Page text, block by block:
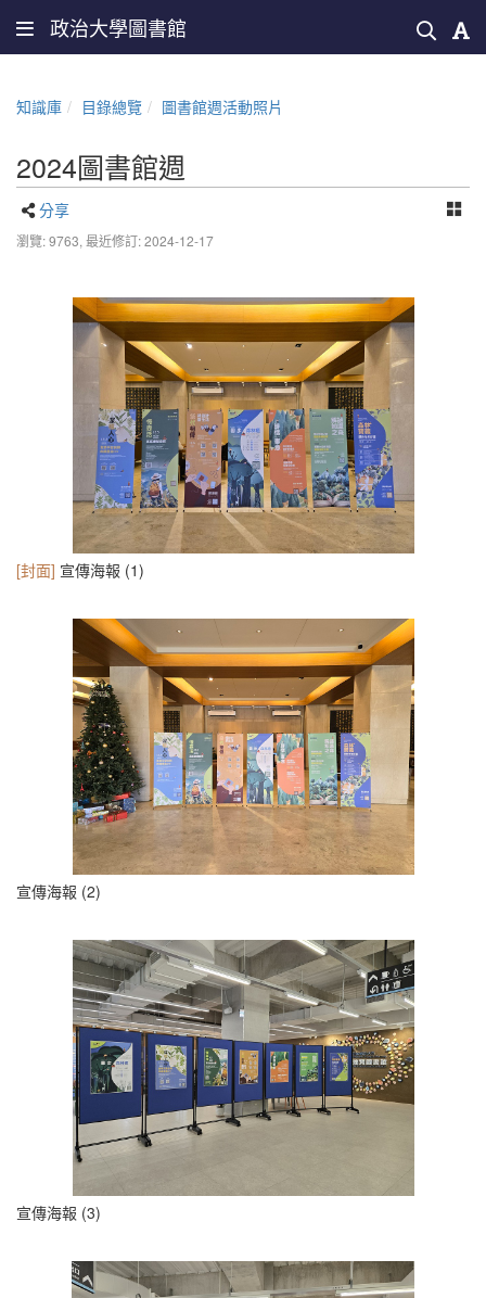
政治大學圖書館
知識庫 目錄總覽 圖書館週活動照片
2024圖書館週
分享
瀏覽: 9763, 最近修訂: 2024-12-17
[封面] 宣傳海報 (1)
宣傳海報 (2)
宣傳海報 (3)